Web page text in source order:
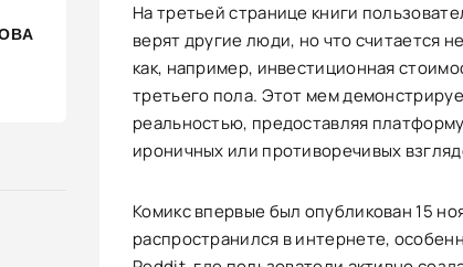
На третьей странице книги
верят другие люди, но что считается
как, например, инвестиционная
третьего пола. Этот мем
реальностью, предоставляя
ироничных или противоречивых
Комикс впервые был опубликован 15
распространился в интернете,